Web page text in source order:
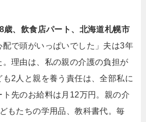
歳、飲食店パート、北海道札幌市
配で頭がいっぱいでした」夫は3年
理由は、私の親の介護の負担が
2人と親を養う責任は、全部私に
先のお給料は月12万円。親の介
もたちの学用品、教科書代。毎